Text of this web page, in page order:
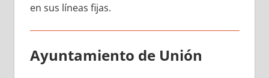
en sus líneas fijas.
Ayuntamiento dе Unión